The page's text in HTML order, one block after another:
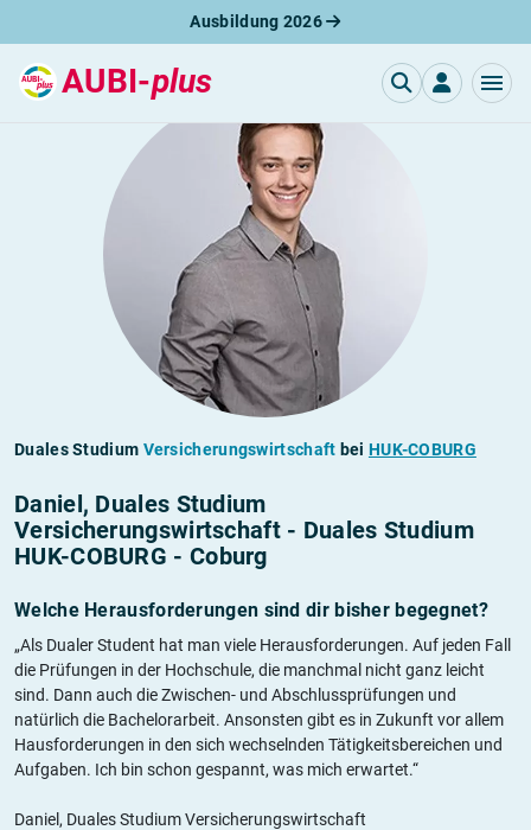
Ausbildung 2026
AUBI-plus
Duales Studium Versicherungswirtschaft bei HUK-COBURG
Daniel, Duales Studium
Versicherungswirtschaft - Duales Studium
HUK-COBURG - Coburg
Welche Herausforderungen sind dir bisher begegnet?
„Als Dualer Student hat man viele Herausforderungen. Auf jeden Fall
die Prüfungen in der Hochschule, die manchmal nicht ganz leicht
sind. Dann auch die Zwischen- und Abschlussprüfungen und
natürlich die Bachelorarbeit. Ansonsten gibt es in Zukunft vor allem
Hausforderungen in den sich wechselnden Tätigkeitsbereichen und
Aufgaben. Ich bin schon gespannt, was mich erwartet.“
Daniel, Duales Studium Versicherungswirtschaft